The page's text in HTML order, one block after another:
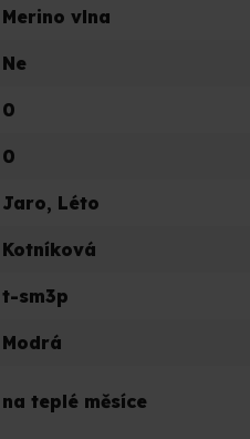
Merino vlna
Ne
0
0
Jaro, Léto
Kotníková
t-sm3p
Modrá
na teplé měsíce